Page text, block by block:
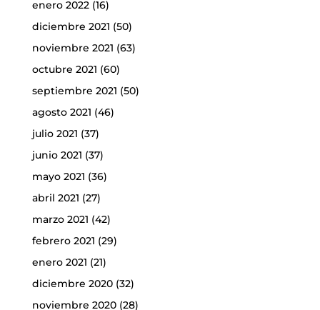
enero 2022(16)
diciembre 2021 (50)
noviembre 2021 (63)
octubre 2021 (60)
septiembre 2021 (50)
agosto 2021 (46)
julio 2021 (37)
junio 2021 (37)
mayo 2021 (36)
abril 2021 (27)
marzo 2021 (42)
febrero 2021 (29)
enero 2021 (21)
diciembre 2020(32)
noviembre 2020(28)